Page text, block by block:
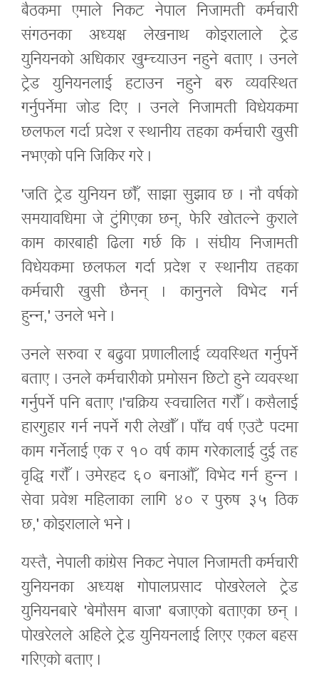
बैठकमा एमाले निकट नेपाल निजामती कर्मचारी
संगठनका अध्यक्ष लेखनाथ कोइरालाले ट्रेड
युनियनको अधिकार खुम्च्याउन नहुने बताए । उनले
ट्रेड युनियनलाई हटाउन नहुने बरु व्यवस्थित
गर्नुपर्नेमा जोड दिए । उनले निजामती विधेयकमा
छलफल गर्दा प्रदेश र स्थानीय तहका कर्मचारी खुसी
नभएको पनि जिकिर गरे ।
'जति ट्रेड युनियन छौँ, साझा सुझाव छ । नौ वर्षको
समयावधिमा जे टुंगिएका छन्, फेरि खोतल्ने कुराले
काम कारबाही ढिला गर्छ कि । संघीय निजामती
विधेयकमा छलफल गर्दा प्रदेश र स्थानीय तहका
कर्मचारी खुसी छैनन् । कानुनले विभेद गर्न
हुन्न,' उनले भने ।
उनले सरुवा र बढुवा प्रणालीलाई व्यवस्थित गर्नुपर्ने
बताए । उनले कर्मचारीको प्रमोसन छिटो हुने व्यवस्था
गर्नुपर्ने पनि बताए ।'चक्रिय स्वचालित गरौँ । कसैलाई
हारगुहार गर्न नपर्ने गरी लेखौँ । पाँच वर्ष एउटै पदमा
काम गर्नेलाई एक र १० वर्ष काम गरेकालाई दुई तह
वृद्धि गरौँ । उमेरहद ६० बनाऔँ, विभेद गर्न हुन्न ।
सेवा प्रवेश महिलाका लागि ४० र पुरुष ३५ ठिक
छ,' कोइरालाले भने ।
यस्तै, नेपाली कांग्रेस निकट नेपाल निजामती कर्मचारी
युनियनका अध्यक्ष गोपालप्रसाद पोखरेलले ट्रेड
युनियनबारे 'बेमौसम बाजा' बजाएको बताएका छन् ।
पोखरेलले अहिले ट्रेड युनियनलाई लिएर एकल बहस
गरिएको बताए ।